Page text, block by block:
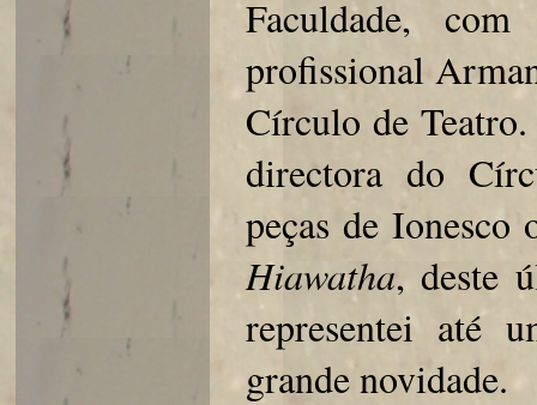
Faculdade,
profissional
Círculo de
directora do
peças de
Hiawatha, deste
representei até
grande novidade.